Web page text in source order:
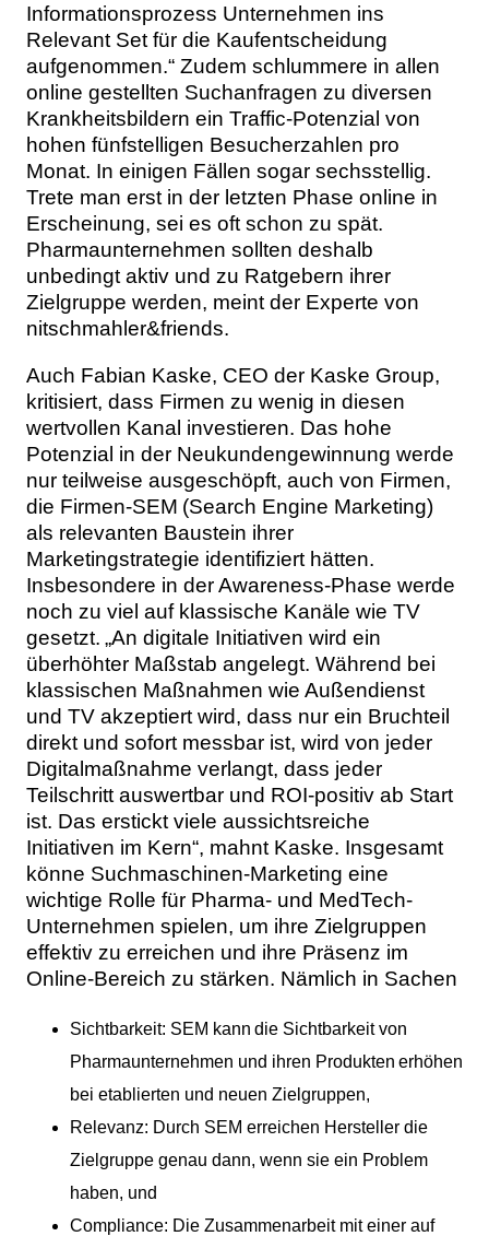
Informationsprozess Unternehmen ins
Relevant Set für die Kaufentscheidung
aufgenommen.“ Zudem schlummere in allen
online gestellten Suchanfragen zu diversen
Krankheitsbildern ein Traffic-Potenzial von
hohen fünfstelligen Besucherzahlen pro
Monat. In einigen Fällen sogar sechsstellig.
Trete man erst in der letzten Phase online in
Erscheinung, sei es oft schon zu spät.
Pharmaunternehmen sollten deshalb
unbedingt aktiv und zu Ratgebern ihrer
Zielgruppe werden, meint der Experte von
nitschmahler&friends.
Auch Fabian Kaske, CEO der Kaske Group,
kritisiert, dass Firmen zu wenig in diesen
wertvollen Kanal investieren. Das hohe
Potenzial in der Neukundengewinnung werde
nur teilweise ausgeschöpft, auch von Firmen,
die Firmen-SEM (Search Engine Marketing)
als relevanten Baustein ihrer
Marketingstrategie identifiziert hätten.
Insbesondere in der Awareness-Phase werde
noch zu viel auf klassische Kanäle wie TV
gesetzt. „An digitale Initiativen wird ein
überhöhter Maßstab angelegt. Während bei
klassischen Maßnahmen wie Außendienst
und TV akzeptiert wird, dass nur ein Bruchteil
direkt und sofort messbar ist, wird von jeder
Digitalmaßnahme verlangt, dass jeder
Teilschritt auswertbar und ROI-positiv ab Start
ist. Das erstickt viele aussichtsreiche
Initiativen im Kern“, mahnt Kaske. Insgesamt
könne Suchmaschinen-Marketing eine
wichtige Rolle für Pharma- und MedTech-
Unternehmen spielen, um ihre Zielgruppen
effektiv zu erreichen und ihre Präsenz im
Online-Bereich zu stärken. Nämlich in Sachen
Sichtbarkeit: SEM kann die Sichtbarkeit von
Pharmaunternehmen und ihren Produkten erhöhen
bei etablierten und neuen Zielgruppen,
Relevanz: Durch SEM erreichen Hersteller die
Zielgruppe genau dann, wenn sie ein Problem
haben, und
Compliance: Die Zusammenarbeit mit einer auf